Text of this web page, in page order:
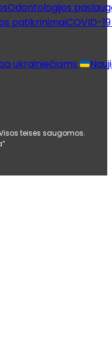
Odontologijos
patikrinimaiCOVID-
ukrainiečiams
teisės saugomos.